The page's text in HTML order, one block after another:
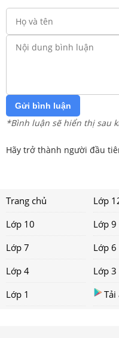
Gửi bình luận
*Bình luận sẽ hiển thị sau
Hãy trở thành người đầu
Trang chủ Lớp
Lớp 10
Lớp 9
Lớp 7
Lớp 6
Lớp 4
Lớp 3
Lớp 1
Tải